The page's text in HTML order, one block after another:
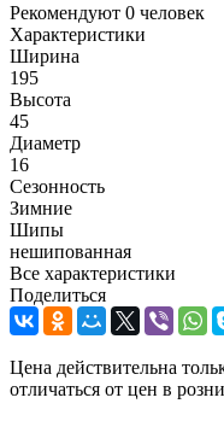
Рекомендуют 0 человек
Характеристики
Ширина
195
Высота
45
Диаметр
16
Сезонность
Зимние
Шипы
нешипованная
Все характеристики
Поделиться
Цена действительна
отличаться от цен в